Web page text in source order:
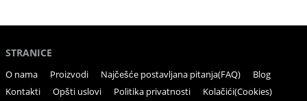
STRANICE
O nama Proizvodi Najčešće postavljana pitanja(FAQ)
Blog
Kontakti
Opšti uslovi Politika privatnosti
Kolačići(Cookies)